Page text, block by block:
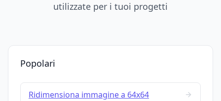
utilizzate per i tuoi progetti
Popolari
Ridimensiona immagine a 64x64